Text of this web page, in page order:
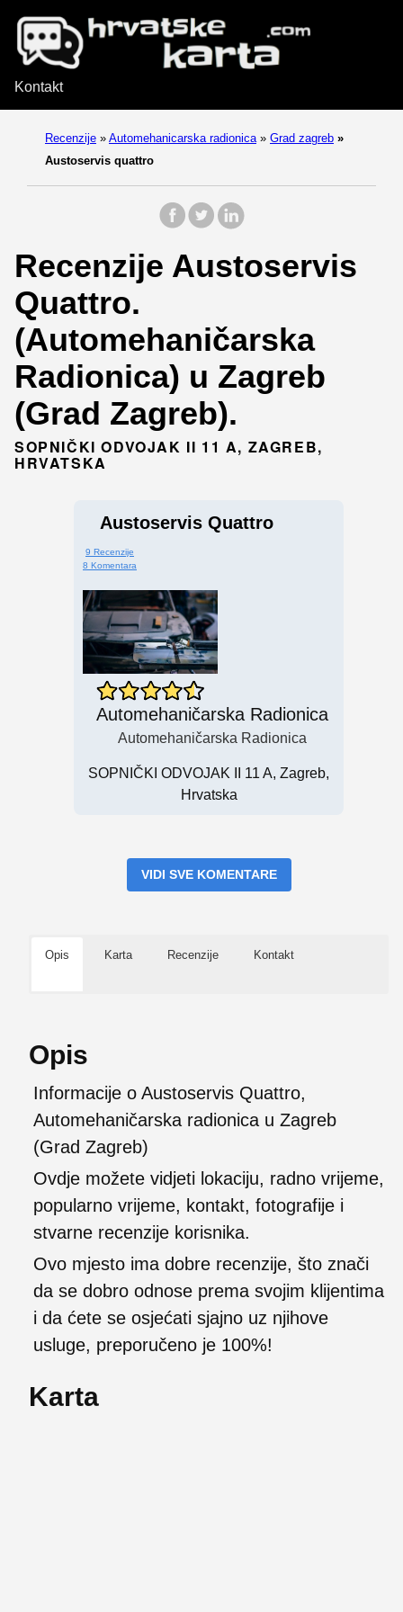
Kontakt
Recenzije » Automehanicarska radionica » Grad zagreb »
Austoservis quattro
Recenzije Austoservis
Quattro.
(Automehaničarska
Radionica) u Zagreb
(Grad Zagreb).
SOPNIČKI ODVOJAK II 11 A, ZAGREB,
HRVATSKA
Austoservis Quattro
9 Recenzije
8 Komentara
Automehaničarska Radionica
Automehaničarska Radionica
SOPNIČKI ODVOJAK II 11 A, Zagreb,
Hrvatska
VIDI SVE KOMENTARE
Opis Karta Recenzije Kontakt
Opis
Informacije o Austoservis Quattro,
Automehaničarska radionica u Zagreb
(Grad Zagreb)
Ovdje možete vidjeti lokaciju, radno vrijeme,
popularno vrijeme, kontakt, fotografije i
stvarne recenzije korisnika.
Ovo mjesto ima dobre recenzije, što znači
da se dobro odnose prema svojim klijentima
i da ćete se osjećati sjajno uz njihove
usluge, preporučeno je 100%!
Karta